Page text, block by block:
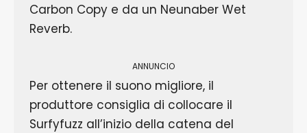
Carbon Copy e da un Neunaber Wet
Reverb.
ANNUNCIO
Per ottenere il suono migliore, il
produttore consiglia di collocare il
Surfyfuzz all’inizio della catena del